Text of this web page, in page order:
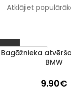
Atklājiet
1–3 d. d.
Bagāžnieka
BMW
9.90€